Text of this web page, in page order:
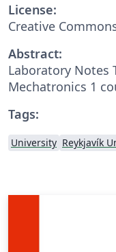
License:
Creative
Abstract:
Laboratory Notes
Mechatronics 1
Tags:
University Reykjavík